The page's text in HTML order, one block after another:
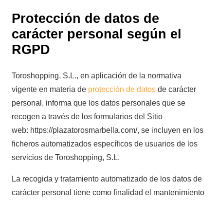
Protección de datos de
carácter personal según el
RGPD
Toroshopping, S.L., en aplicación de la normativa
vigente en materia de protección de datos de carácter
personal, informa que los datos personales que se
recogen a través de los formularios del Sitio
web: https://plazatorosmarbella.com/, se incluyen en los
ficheros automatizados específicos de usuarios de los
servicios de Toroshopping, S.L.
La recogida y tratamiento automatizado de los datos de
carácter personal tiene como finalidad el mantenimiento